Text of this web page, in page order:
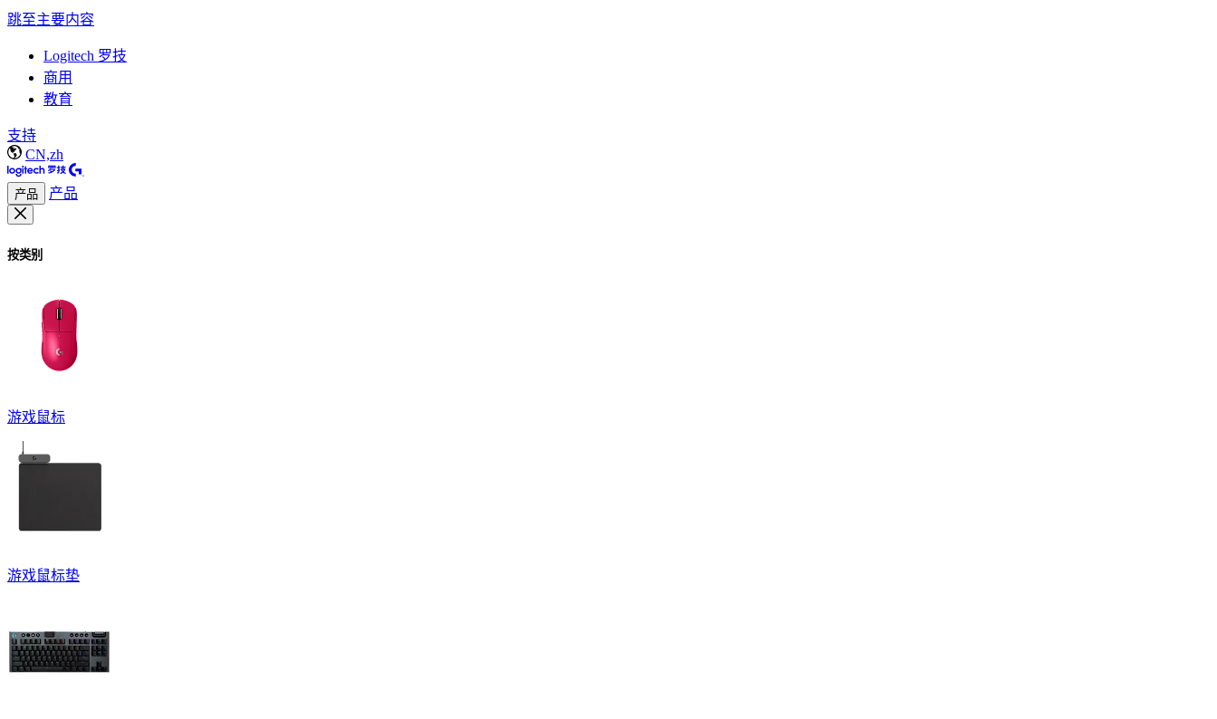
跳至主要内容
Logitech 罗技
商用
教育
支持
CN,zh
产品 产品
按类别
游戏鼠标
游戏鼠标垫